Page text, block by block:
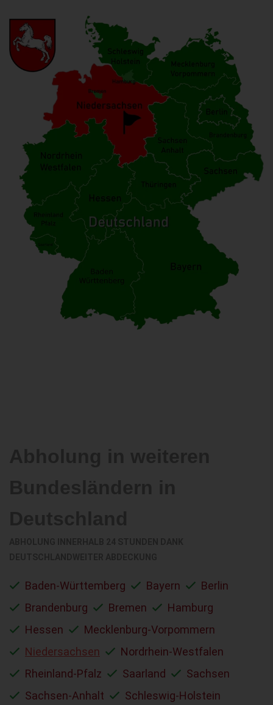
Baden-Württemberg Bayern
Berlin
Brandenburg
Bremen
Hamburg
Hessen
Mecklenburg-Vorpommern
Niedersachsen
Nordrhein-Westfalen
Rheinland-Pfalz
Saarland
Sachsen
Sachsen-Anhalt
Schleswig-Holstein